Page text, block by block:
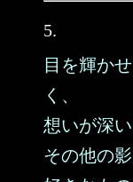
5.
目を輝か
く、
想いが深い
その他の